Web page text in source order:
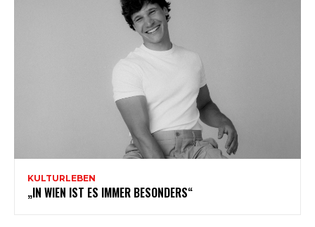
KULTURLEBEN
„IN WIEN IST ES IMMER BESONDERS“